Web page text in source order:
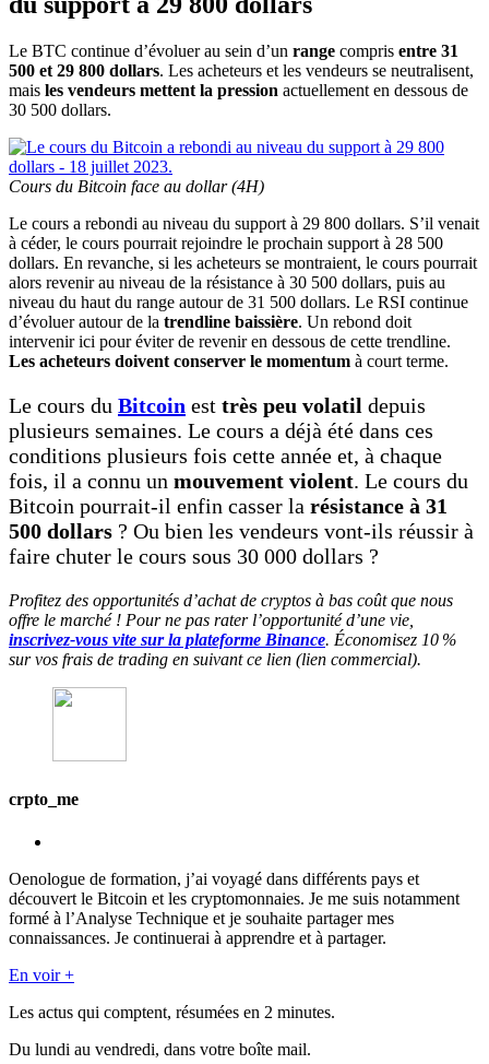
Le BTC continue d’évoluer au sein d’un range compris entre 31
500 et 29 800 dollars. Les acheteurs et les vendeurs se neutralisent,
mais les vendeurs mettent la pression actuellement en dessous de
30 500 dollars.
Cours du Bitcoin face au dollar (4H)
Le cours a rebondi au niveau du support à 29 800 dollars. S’il venait
à céder, le cours pourrait rejoindre le prochain support à 28 500
dollars. En revanche, si les acheteurs se montraient, le cours pourrait
alors revenir au niveau de la résistance à 30 500 dollars, puis au
niveau du haut du range autour de 31 500 dollars. Le RSI continue
d’évoluer autour de la trendline baissière. Un rebond doit
intervenir ici pour éviter de revenir en dessous de cette trendline.
Les acheteurs doivent conserver le momentum à court terme.
Le cours du Bitcoin est très peu volatil depuis
plusieurs semaines. Le cours a déjà été dans ces
conditions plusieurs fois cette année et, à chaque
fois, il a connu un mouvement violent. Le cours du
Bitcoin pourrait-il enfin casser la résistance à 31
500 dollars ? Ou bien les vendeurs vont-ils réussir à
faire chuter le cours sous 30 000 dollars ?
Profitez des opportunités d’achat de cryptos à bas coût que nous
offre le marché ! Pour ne pas rater l’opportunité d’une vie,
inscrivez-vous vite sur la plateforme Binance. Économisez 10 %
sur vos frais de trading en suivant ce lien (lien commercial).
crpto_me
Oenologue de formation, j’ai voyagé dans différents pays et
découvert le Bitcoin et les cryptomonnaies. Je me suis notamment
formé à l’Analyse Technique et je souhaite partager mes
connaissances. Je continuerai à apprendre et à partager.
En voir +
Les actus qui comptent, résumées en 2 minutes.
Du lundi au vendredi, dans votre boîte mail.